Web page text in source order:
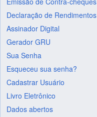
Declaração de Rendimentos
Assinador Digital
Gerador GRU
Sua Senha
Esqueceu sua senha?
Cadastrar Usuário
Livro Eletrônico
Dados abertos